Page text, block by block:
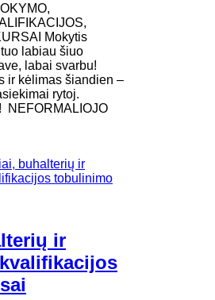
Mokytis
labiau šiuo
labai svarbu!
ir kėlimas šiandien –
rytoj.
NEFORMALIOJO
buhalterių ir
tobulinimo
ir